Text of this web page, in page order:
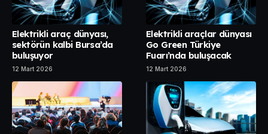
Elektrikli araç dünyası,
sektörün kalbi Bursa’da
buluşuyor
12 Mart 2026
Elektrikli araçlar dünyası
Go Green Türkiye
Fuarı’nda buluşacak
12 Mart 2026